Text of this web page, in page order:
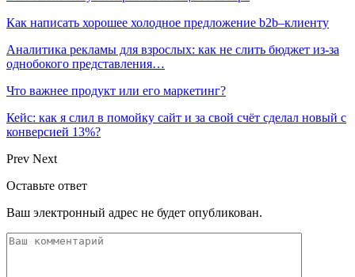
Как написать хорошее холодное предложение b2b–клиенту
Аналитика рекламы для взрослых: как не слить бюджет из-за
однобокого представления…
Что важнее продукт или его маркетинг?
Кейс: как я слил в помойку сайт и за свой счёт сделал новый с
конверсией 13%?
Prev Next
Оставьте ответ
Ваш электронный адрес не будет опубликован.